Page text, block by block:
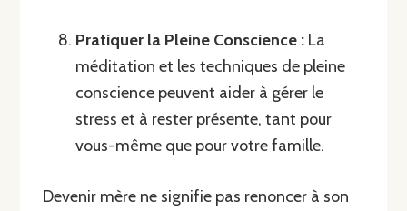
Pratiquer la Pleine Conscience : La
méditation et les techniques de pleine
conscience peuvent aider à gérer le
stress et à rester présente, tant pour
vous-même que pour votre famille.
Devenir mère ne signifie pas renoncer à son